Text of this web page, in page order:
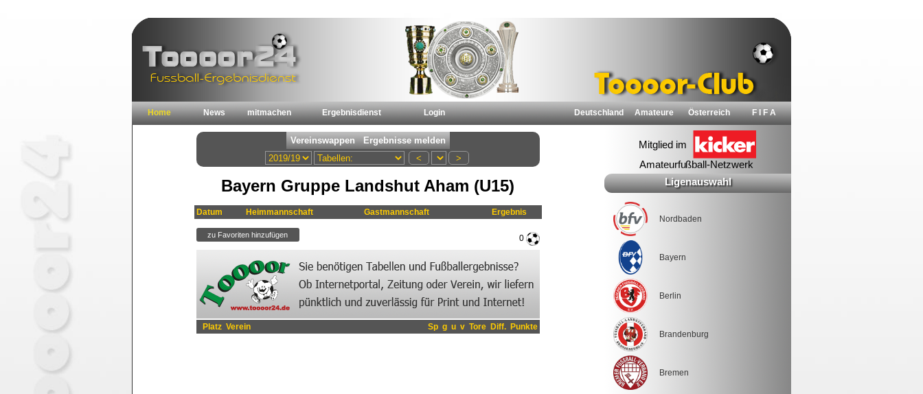
Home News mitmachen Ergebnisdienst Login Deutschland Amateure Österreich F I F A
Bayern Gruppe Landshut Aham (U15)
Datum Heimmannschaft Gastmannschaft Ergebnis
0
Platz Verein Sp g u v Tore Diff. Punkte
Ligenauswahl
Nordbaden
Bayern
Berlin
Brandenburg
Bremen